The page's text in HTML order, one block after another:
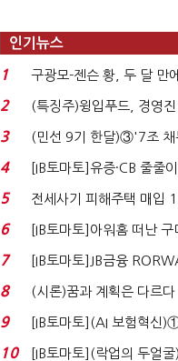
인기뉴스
1
구광모-젠슨 황, 두 달 만
로봇·AI 등 논...
2
(특징주)윙입푸드, 경영진
지에 상한가...
3
(민선 9기 한달)③'7조 채
격…추미애, 20년...
4
[IB토마토]유증·CB 줄줄
닥 벌점 급증에 ...
5
전세사기 피해주택 매입
누적 피해자 4만2...
6
[IB토마토]아워홈 떠난 구
340억 베팅…가...
7
[IB토마토]JB금융
실적 견인은 은행 ...
8 (시론)꿈과 계획은 다르다
9
[IB토마토](AI 보험혁신
80% 개선…현실...
10
[IB토마토](락업의 두얼